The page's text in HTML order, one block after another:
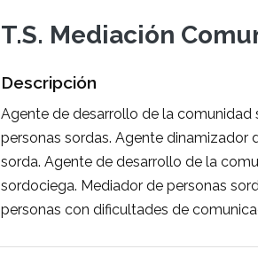
T.S. Mediación
Descripción
Agente de desarrollo de la
personas sordas. Agente dinamizador
sorda. Agente de desarrollo de la
sordociega. Mediador de personas
personas con dificultades de